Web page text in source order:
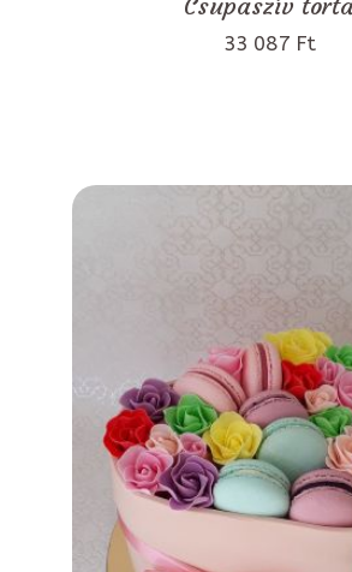
33 087 Ft